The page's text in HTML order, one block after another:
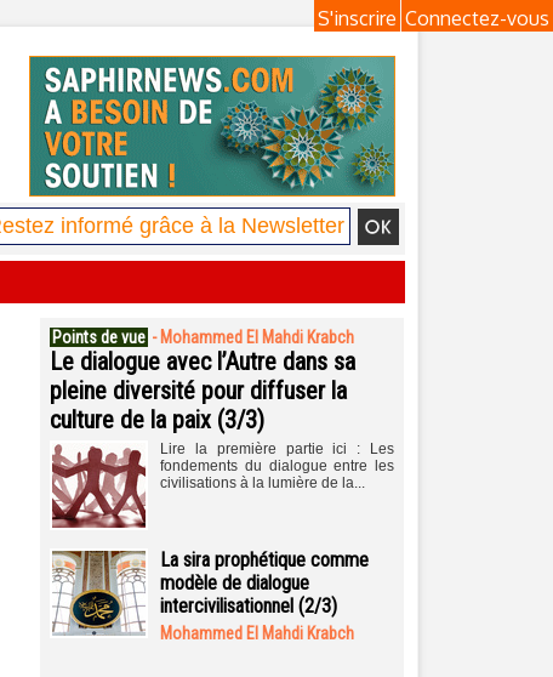
Connectez-vous
S'inscrire
Points de vue - Mohammed El Mahdi Krabch
Le dialogue avec l’Autre dans sa
pleine diversité pour diffuser la
culture de la paix (3/3)
Lire la première partie ici : Les
fondements du dialogue entre les
civilisations à la lumière de la...
La sira prophétique comme
modèle de dialogue
intercivilisationnel (2/3)
Mohammed El Mahdi Krabch